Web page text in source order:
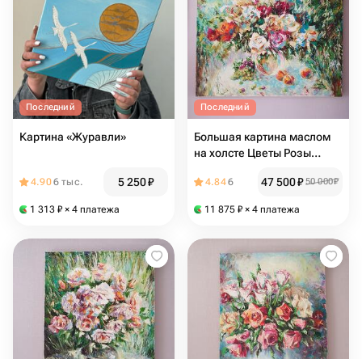
Последний
Картина «Журавли»
4.906 тыс. 5 250₽
1 313 ₽ × 4 платежа
Последний
Большая картина маслом
на холсте Цветы Розы
4.846 47 500₽ 50 000₽
11 875 ₽ × 4 платежа